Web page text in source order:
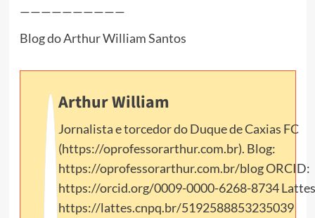
——————————
Blog do Arthur William Santos
Arthur William
Jornalista e torcedor do Duque de Caxias FC
(https://oprofessorarthur.com.br). Blog:
https://oprofessorarthur.com.br/blog ORCID:
https://orcid.org/0009-0000-6268-8734
https://lattes.cnpq.br/5192588853235039